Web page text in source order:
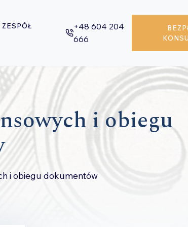
ZESPÓŁ
+48 604 204
666
i obiegu
i obiegu dokumentów